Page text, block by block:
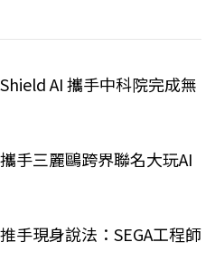
AI 攜手中科院完成無
手三麗鷗跨界聯名大玩AI
手現身說法：SEGA工程師